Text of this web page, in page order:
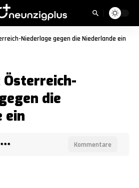
Niederlage gegen die Niederlande ein
die
ein
Kommentare